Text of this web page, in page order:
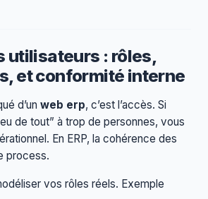
utilisateurs : rôles,
et conformité interne
d’un web erp, c’est l’accès. Si
de tout” à trop de personnes, vous
En ERP, la cohérence des
process.
vos rôles réels. Exemple